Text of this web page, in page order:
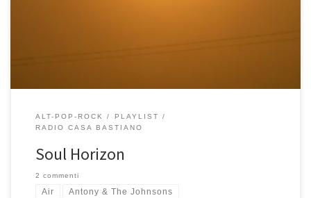
ALT-POP-ROCK
PLAYLIST
RADIO CASA BASTIANO
Soul Horizon
2 commenti
Air Antony & The Johnsons